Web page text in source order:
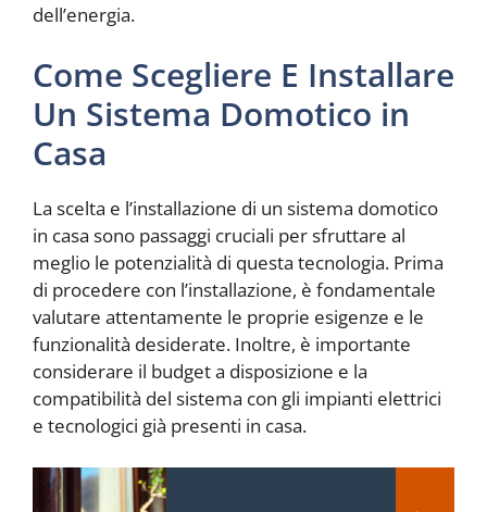
dell’energia.
Come Scegliere E Installare
Un Sistema Domotico in
Casa
La scelta e l’installazione di un sistema domotico
in casa sono passaggi cruciali per sfruttare al
meglio le potenzialità di questa tecnologia. Prima
di procedere con l’installazione, è fondamentale
valutare attentamente le proprie esigenze e le
funzionalità desiderate. Inoltre, è importante
considerare il budget a disposizione e la
compatibilità del sistema con gli impianti elettrici
e tecnologici già presenti in casa.